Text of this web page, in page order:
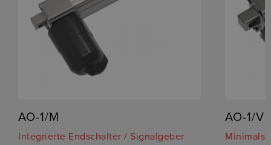
AO-1/M
Integrierte Endschalter / Signalgeber
AO-1/V